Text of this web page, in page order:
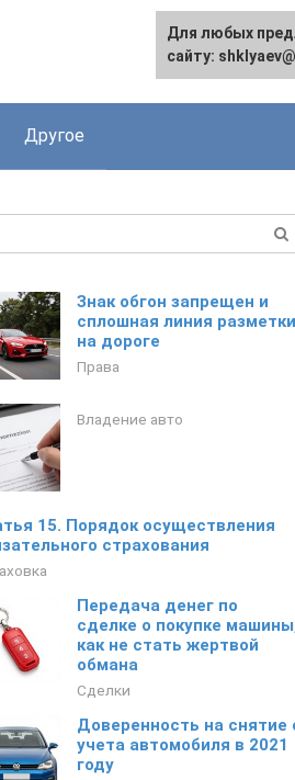
Другое
Знак обгон запрещен и
сплошная линия разметки
на дороге
Права
Владение авто
15. Порядок осуществления
страхования
Передача денег по
сделке о покупке
как не стать жертвой
обмана
Сделки
Доверенность на снятие
учета автомобиля в 2021
году
Для любых
сайту: